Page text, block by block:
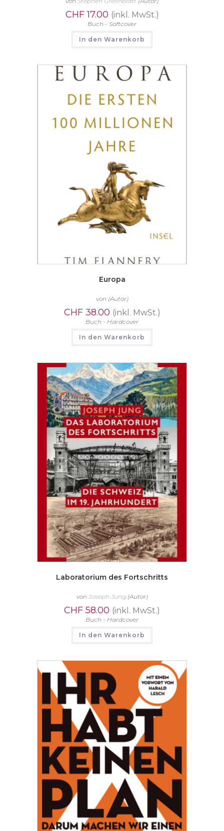
CHF17.00 (inkl. MwSt.)
Buch - Softcover
In den Warenkorb
Europa
von (Autor)
CHF38.00 (inkl. MwSt.)
Buch - Hardcover
In den Warenkorb
Laboratorium des Fortschritts
von Joseph Jung(Autor)
CHF 58.00 (inkl. MwSt.)
Buch - Hardcover
In den Warenkorb